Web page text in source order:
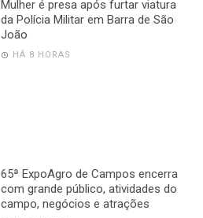
Mulher é presa após furtar viatura
da Polícia Militar em Barra de São
João
HÁ 8 HORAS
65ª ExpoAgro de Campos encerra
com grande público, atividades do
campo, negócios e atrações